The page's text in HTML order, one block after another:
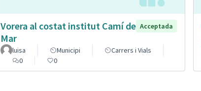
Vorera al costat institut Camí de
Mar
Acceptada
luisa Municipi
Carrers i Vials
0
0